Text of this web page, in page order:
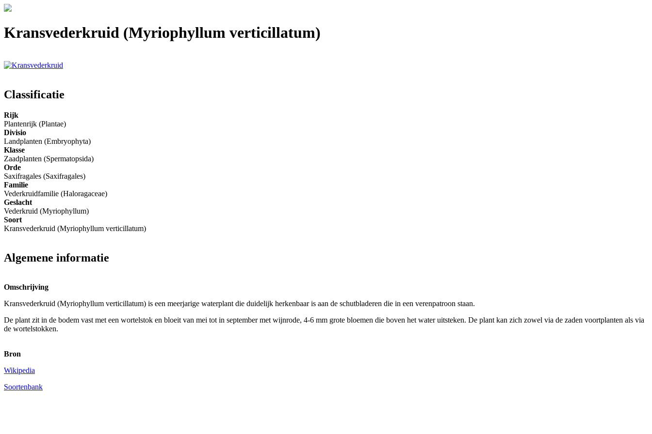
Kransvederkruid (Myriophyllum verticillatum)
Classificatie
Rijk
Plantenrijk (Plantae)
Divisio
Landplanten (Embryophyta)
Klasse
Zaadplanten (Spermatopsida)
Orde
Saxifragales (Saxifragales)
Familie
Vederkruidfamilie (Haloragaceae)
Geslacht
Vederkruid (Myriophyllum)
Soort
Kransvederkruid (Myriophyllum verticillatum)
Algemene informatie
Omschrijving
Kransvederkruid (Myriophyllum verticillatum) is een meerjarige waterplant die duidelijk herkenbaar is aan de schutbladeren die in een verenpatroon staan.
De plant zit in de bodem vast met een wortelstok en bloeit van mei tot in september met wijnrode, 4-6 mm grote bloemen die boven het water uitsteken. De plant kan zich zowel via de zaden voortplanten als via
de wortelstokken.
Bron
Wikipedia
Soortenbank